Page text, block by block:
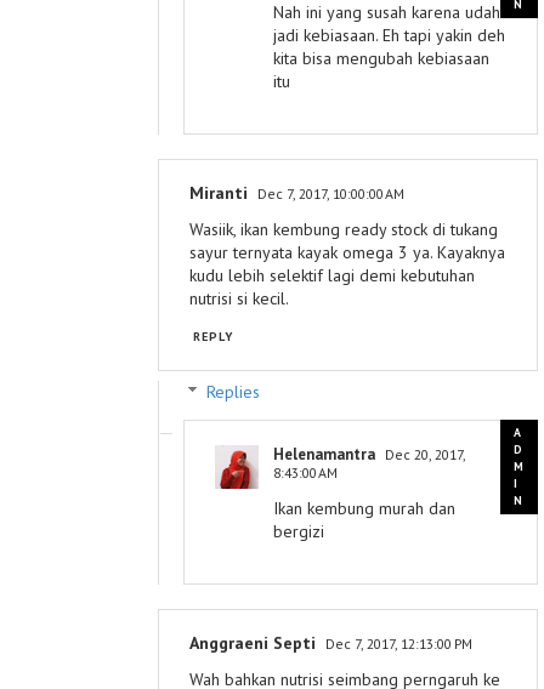
Nah ini yang susah karena udah
jadi kebiasaan. Eh tapi yakin deh
kita bisa mengubah kebiasaan
itu
Miranti Dec 7, 2017, 10:00:00 AM
Wasiik, ikan kembung ready stock di tukang
sayur ternyata kayak omega 3 ya. Kayaknya
kudu lebih selektif lagi demi kebutuhan
nutrisi si kecil.
REPLY
Replies
Helenamantra Dec 20, 2017,
8:43:00 AM
Ikan kembung murah dan
bergizi
Anggraeni Septi Dec 7, 2017, 12:13:00 PM
Wah bahkan nutrisi seimbang perngaruh ke